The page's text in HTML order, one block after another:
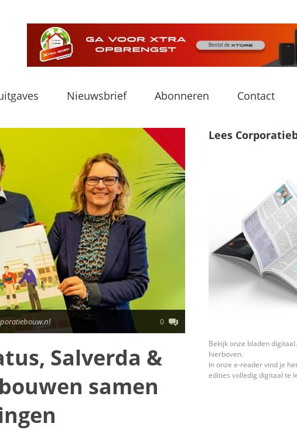
Nieuwsbrief Abonneren Contact
Nieuws
0
Salverda &
samen
Lees
Bekijk onze bladen
hierboven.
In onze e-reader vind je
edities volledig digitaal te